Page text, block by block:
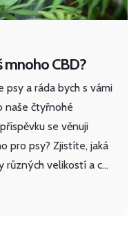
mnoho CBD?
psy a ráda bych s vámi
naše čtyřnohé
se věnuji
pro psy? Zjistíte, jaká
různých velikostí a co